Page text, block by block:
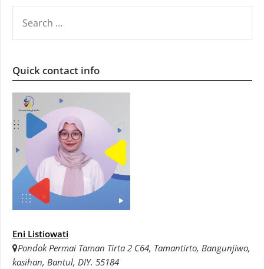
FOR:
Quick contact info
Eni Listiowati
Pondok Permai Taman Tirta 2 C64, Tamantirto, Bangunjiwo,
kasihan, Bantul, DIY. 55184